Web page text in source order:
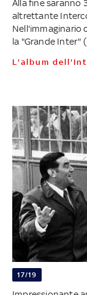
Alla fine saranno
altrettante
Nell'immaginario
la "Grande Inter"
L'album
17/19